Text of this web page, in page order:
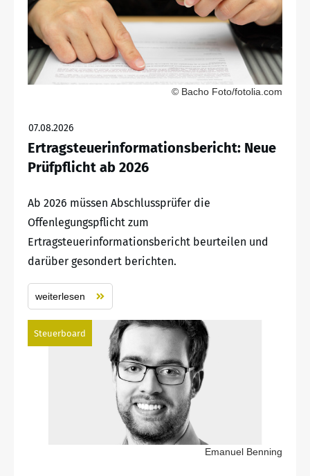
© Bacho Foto/fotolia.com
07.08.2026
Ertragsteuerinformationsbericht: Neue
Prüfpflicht ab 2026
Ab 2026 müssen Abschlussprüfer die
Offenlegungspflicht zum
Ertragsteuerinformationsbericht beurteilen und
darüber gesondert berichten.
weiterlesen
Steuerboard
Emanuel Benning